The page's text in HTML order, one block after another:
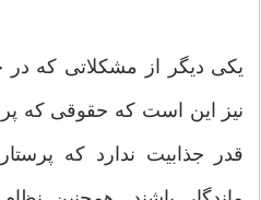
یکی دیگر از مشکلاتی که در
نیز این است که حقوقی که
قدر جذابیت ندارد که